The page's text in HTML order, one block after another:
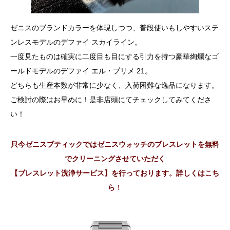
ゼニスのブランドカラーを体現しつつ、普段使いもしやすいステ
ンレスモデルのデファイ スカイライン。
一度見たものは確実に二度目も目にする引力を持つ豪華絢爛なゴ
ールドモデルのデファイ エル・プリメ 21。
どちらも生産本数が非常に少なく、入荷困難な逸品になります。
ご検討の際はお早めに！是非店頭にてチェックしてみてくださ
い！
只今ゼニスブティックではゼニスウォッチのブレスレットを無料
でクリーニングさせていただく
【ブレスレット洗浄サービス】を行っております。詳しくはこち
ら ！